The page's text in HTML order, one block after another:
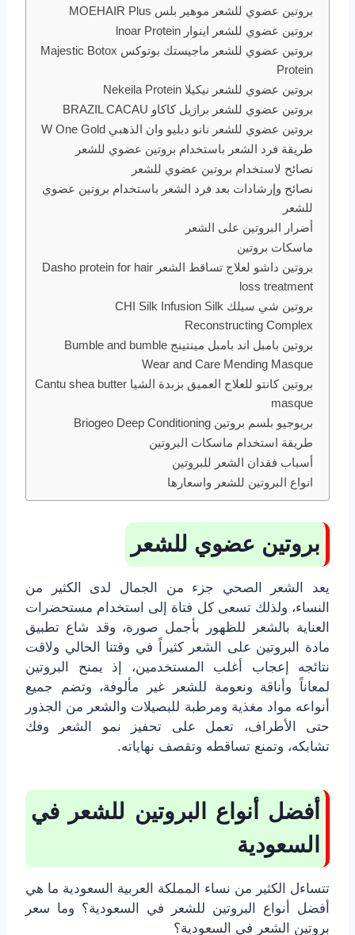
بروتين عضوي للشعر موهير بلس MOEHAIR Plus
بروتين عضوي للشعر اينوار lnoar Protein
بروتين عضوي للشعر ماجيستك بوتوكس Majestic Botox
Protein
بروتين عضوي للشعر نيكيلا Nekeila Protein
بروتين عضوي للشعر برازيل كاكاو BRAZIL CACAU
بروتين عضوي للشعر نانو دبليو وان الذهبي W One Gold
طريقة فرد الشعر باستخدام بروتين عضوي للشعر
نصائح لاستخدام بروتين عضوي للشعر
نصائح وإرشادات بعد فرد الشعر باستخدام بروتين عضوي
للشعر
أضرار البروتين على الشعر
ماسكات بروتين
بروتين داشو لعلاج تساقط الشعر Dasho protein for hair
loss treatment
بروتين شي سيلك CHI Silk Infusion Silk
Reconstructing Complex
بروتين بامبل اند بامبل مينتينج Bumble and bumble
Wear and Care Mending Masque
بروتين كانتو للعلاج العميق بزبدة الشيا Cantu shea butter
masque
بريوجيو بلسم بروتين Briogeo Deep Conditioning
طريقة استخدام ماسكات البروتين
أسباب فقدان الشعر للبروتين
انواع البروتين للشعر واسعارها
بروتين عضوي للشعر
يعد الشعر الصحي جزء من الجمال لدى الكثير من
النساء، ولذلك تسعى كل فتاة إلى استخدام مستحضرات
العناية بالشعر للظهور بأجمل صورة، وقد شاع تطبيق
مادة البروتين على الشعر كثيراً في وقتنا الحالي ولاقت
نتائجه إعجاب أغلب المستخدمين، إذ يمنح البروتين
لمعاناً وأناقة ونعومة للشعر غير مألوفة، وتضم جميع
أنواعه مواد مغذية ومرطبة للبصيلات والشعر من الجذور
حتى الأطراف، تعمل على تحفيز نمو الشعر وفك
تشابكه، وتمنع تساقطه وتقصف نهاياته.
أفضل أنواع البروتين للشعر في
السعودية
تتساءل الكثير من نساء المملكة العربية السعودية ما هي
أفضل أنواع البروتين للشعر في السعودية؟ وما سعر
بروتين الشعر في السعودية؟